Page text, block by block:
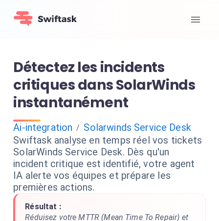
Détectez les incidents
critiques dans SolarWinds
instantanément
Ai-integration / Solarwinds Service Desk
Swiftask analyse en temps réel vos tickets
SolarWinds Service Desk. Dès qu'un
incident critique est identifié, votre agent
IA alerte vos équipes et prépare les
premières actions.
Résultat :
Réduisez votre MTTR (Mean Time To Repair) et